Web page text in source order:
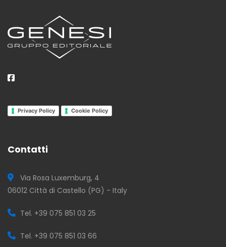
Privacy Policy Cookie Policy
Contatti
Via Rosa Luxemburg, 4
06012 Città di Castello (PG) - Italy
Tel. +39 075 851 03 25
Tel. +39 075 851 03 66